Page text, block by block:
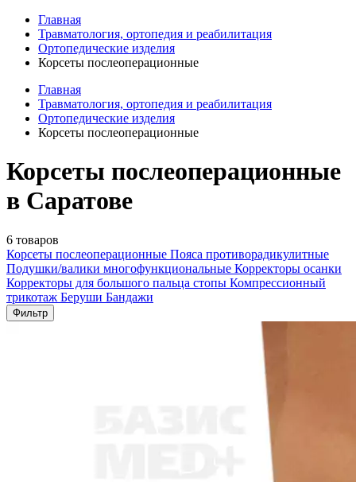
Главная
Травматология, ортопедия и реабилитация
Ортопедические изделия
Корсеты послеоперационные
Главная
Травматология, ортопедия и реабилитация
Ортопедические изделия
Корсеты послеоперационные
Корсеты послеоперационные
в Саратове
6 товаров
Корсеты послеоперационные Пояса противорадикулитные
Подушки/валики многофункциональные Корректоры осанки
Корректоры для большого пальца стопы Компрессионный
трикотаж Беруши Бандажи
Фильтр